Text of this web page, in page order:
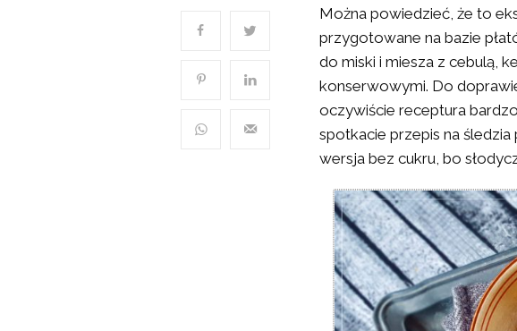
Można powiedzieć, że to
przygotowane na bazie
do miski i miesza z cebulą,
konserwowymi. Do
oczywiście receptura
spotkacie przepis na
wersja bez cukru, bo